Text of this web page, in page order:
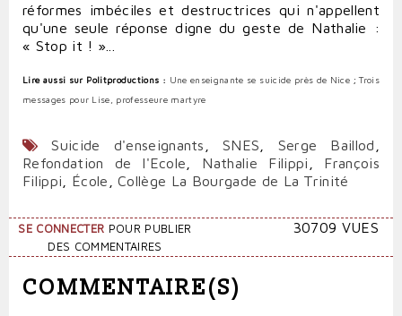
réformes imbéciles et destructrices qui n'appellent
qu'une seule réponse digne du geste de Nathalie :
« Stop it ! »...
Lire aussi sur Politproductions : Une enseignante se suicide près de Nice ; Trois
messages pour Lise, professeure martyre
Suicide d'enseignants ,SNES Serge Baillod
Refondation de l'Ecole
Nathalie Filippi
François
Filippi
École ,Collège La Bourgade de La Trinité
SE CONNECTER POUR PUBLIER
DES COMMENTAIRES
30709 VUES
COMMENTAIRE(S)